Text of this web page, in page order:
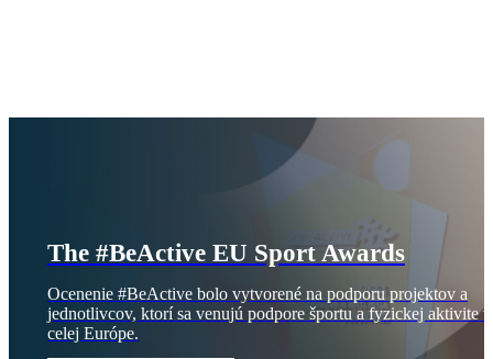
The #BeActive EU Sport Awards
Ocenenie #BeActive bolo vytvorené na podporu projektov a
jednotlivcov, ktorí sa venujú podpore športu a fyzickej aktivite v
celej Európe.